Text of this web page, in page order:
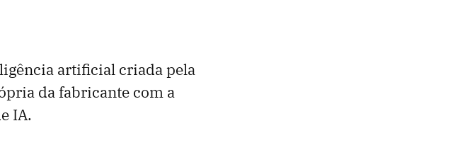
artificial criada pela
da fabricante com a
IA.